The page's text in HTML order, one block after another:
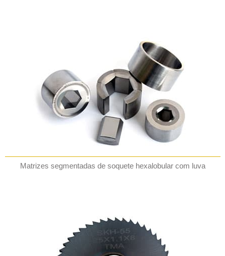
Matrizes segmentadas de soquete hexalobular com luva